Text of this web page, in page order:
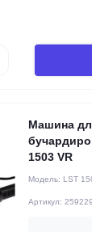
Машина
1503 VR
Модель: LST
Артикул: 259229